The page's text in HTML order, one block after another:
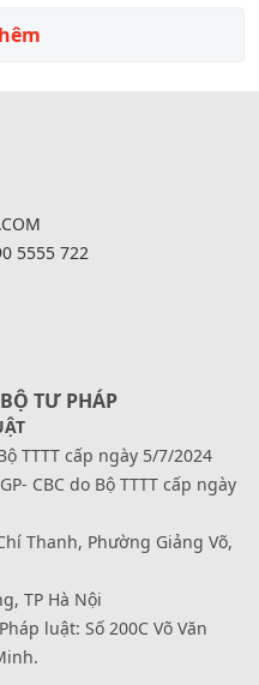
5555 722
TƯ PHÁP
TTTT cấp ngày 5/7/2024
CBC do Bộ TTTT cấp ngày
Thanh, Phường Giảng Võ,
TP Hà Nội
luật: Số 200C Võ Văn